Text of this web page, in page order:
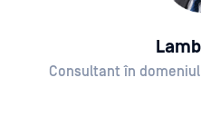
Consultant în